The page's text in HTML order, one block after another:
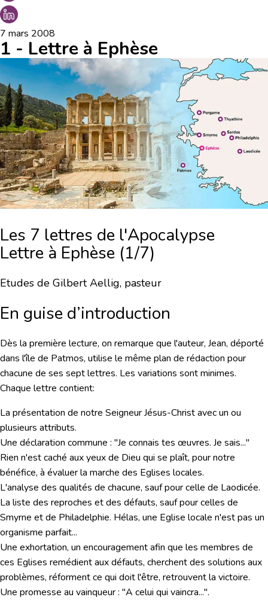
7 mars 2008
1 - Lettre à Ephèse
Les 7 lettres de l'Apocalypse
Lettre à Ephèse (1/7)
Etudes de Gilbert Aellig, pasteur
En guise d’introduction
Dès la première lecture, on remarque que l'auteur, Jean, déporté
dans l'île de Patmos, utilise le même plan de rédaction pour
chacune de ses sept lettres. Les variations sont minimes.
Chaque lettre contient:
La présentation de notre Seigneur Jésus-Christ avec un ou
plusieurs attributs.
Une déclaration commune : "Je connais tes œuvres. Je sais..."
Rien n'est caché aux yeux de Dieu qui se plaît, pour notre
bénéfice, à évaluer la marche des Eglises locales.
L'analyse des qualités de chacune, sauf pour celle de Laodicée.
La liste des reproches et des défauts, sauf pour celles de
Smyrne et de Philadelphie. Hélas, une Eglise locale n'est pas un
organisme parfait...
Une exhortation, un encouragement afin que les membres de
ces Eglises remédient aux défauts, cherchent des solutions aux
problèmes, réforment ce qui doit l'être, retrouvent la victoire.
Une promesse au vainqueur : "A celui qui vaincra...".